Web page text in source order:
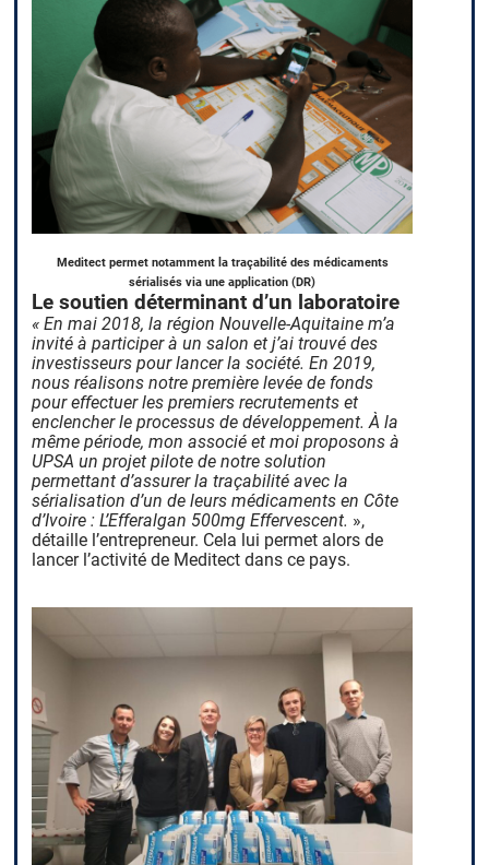
Meditect permet notamment la traçabilité des médicaments
sérialisés via une application (DR)
Le soutien déterminant d’un laboratoire
« En mai 2018, la région Nouvelle-Aquitaine m’a
invité à participer à un salon et j’ai trouvé des
investisseurs pour lancer la société. En 2019,
nous réalisons notre première levée de fonds
pour effectuer les premiers recrutements et
enclencher le processus de développement. À la
même période, mon associé et moi proposons à
UPSA un projet pilote de notre solution
permettant d’assurer la traçabilité avec la
sérialisation d’un de leurs médicaments en Côte
d’Ivoire : L’Efferalgan 500mg Effervescent. »,
détaille l’entrepreneur. Cela lui permet alors de
lancer l’activité de Meditect dans ce pays.